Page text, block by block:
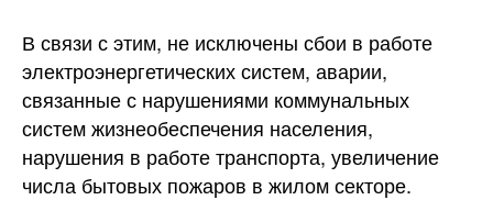
В связи с этим, не исключены сбои в работе
электроэнергетических систем, аварии,
связанные с нарушениями коммунальных
систем жизнеобеспечения населения,
нарушения в работе транспорта, увеличение
числа бытовых пожаров в жилом секторе.